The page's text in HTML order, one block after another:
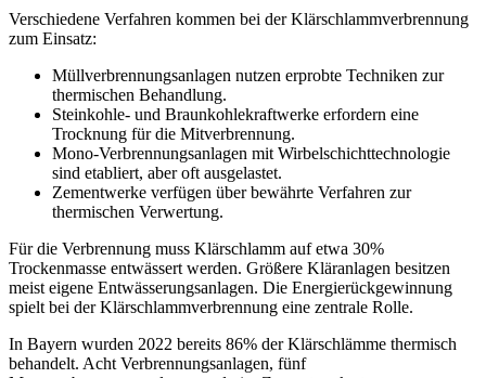
Verschiedene Verfahren kommen bei der Klärschlammverbrennung
zum Einsatz:
Müllverbrennungsanlagen nutzen erprobte Techniken zur
thermischen Behandlung.
Steinkohle- und Braunkohlekraftwerke erfordern eine
Trocknung für die Mitverbrennung.
Mono-Verbrennungsanlagen mit Wirbelschichttechnologie
sind etabliert, aber oft ausgelastet.
Zementwerke verfügen über bewährte Verfahren zur
thermischen Verwertung.
Für die Verbrennung muss Klärschlamm auf etwa 30%
Trockenmasse entwässert werden. Größere Kläranlagen besitzen
meist eigene Entwässerungsanlagen. Die Energierückgewinnung
spielt bei der Klärschlammverbrennung eine zentrale Rolle.
In Bayern wurden 2022 bereits 86% der Klärschlämme thermisch
behandelt. Acht Verbrennungsanlagen, fünf